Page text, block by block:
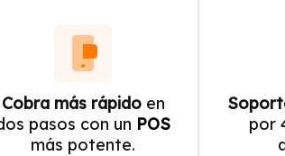
Cobra más rápidoen
pasos con un POS
más potente.
por